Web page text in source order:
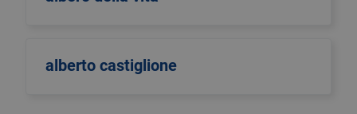
alberto castiglione